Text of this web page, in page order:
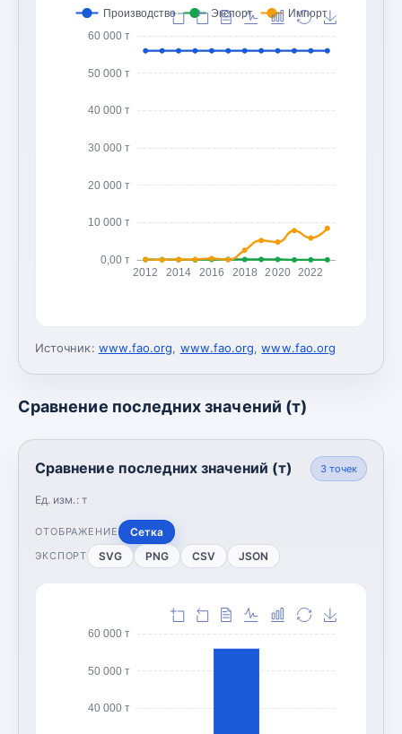
0,00 т
10 000 т
20 000 т
30 000 т
40 000 т
50 000 т
60 000 т
2012 2014 2016 2018 2020 2022
Производство Экспорт Импорт
Источник: www.fao.org, www.fao.org,www.fao.org
Сравнение последних значений (т)
Сравнение последних значений (т)
Ед. изм.: т
3точек
ОТОБРАЖЕНИЕ Сетка
ЭКСПОРТ SVG PNG CSV JSON
40 000 т
50 000 т
60 000 т